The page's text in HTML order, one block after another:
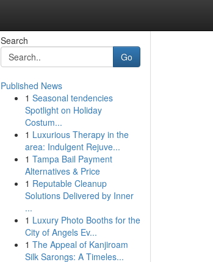
Search
Go
Published News
1 Seasonal tendencies
Spotlight on Holiday
Costum...
1 Luxurious Therapy in the
area: Indulgent Rejuve...
1 Tampa Bail Payment
Alternatives & Price
1 Reputable Cleanup
Solutions Delivered by Inner
...
1 Luxury Photo Booths for the
City of Angels Ev...
1 The Appeal of Kanjiroam
Silk Sarongs: A Timeles...